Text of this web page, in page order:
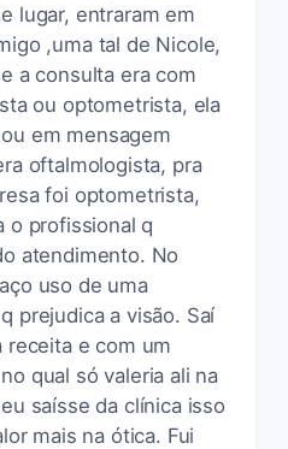
lugar, entraram em
,uma tal de Nicole,
a consulta era com
ou optometrista, ela
em mensagem
oftalmologista, pra
foi optometrista,
o profissional q
atendimento. No
uso de uma
prejudica a visão. Saí
receita e com um
qual só valeria ali na
saísse da clínica isso
mais na ótica. Fui